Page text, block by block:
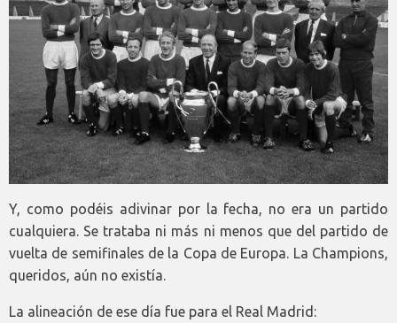
Y, como podéis adivinar por la fecha, no era un partido
cualquiera. Se trataba ni más ni menos que del partido de
vuelta de semifinales de la Copa de Europa. La Champions,
queridos, aún no existía.
La alineación de ese día fue para el Real Madrid: